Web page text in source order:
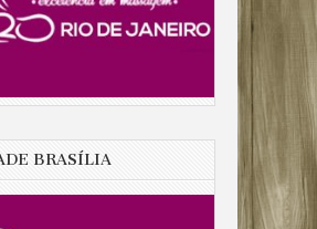
BRASÍLIA